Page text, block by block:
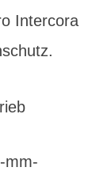
Intercora
mm-